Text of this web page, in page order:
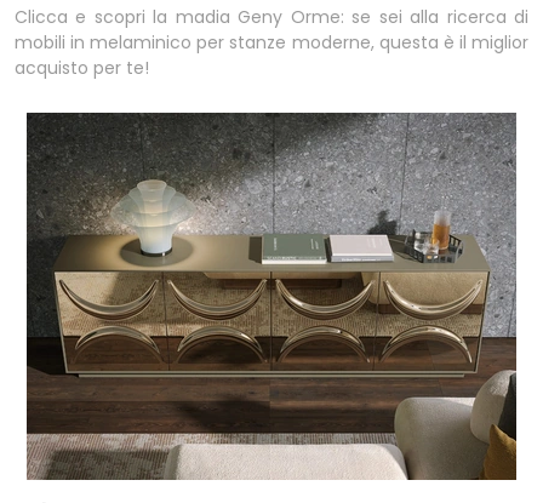
Clicca e scopri la madia Geny Orme: se sei alla ricerca di
mobili in melaminico per stanze moderne, questa è il miglior
acquisto per te!